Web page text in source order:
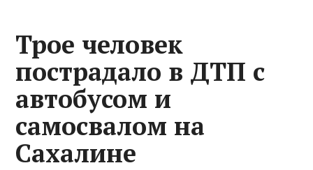
Трое человек
пострадало в ДТП с
автобусом и
самосвалом на
Сахалине